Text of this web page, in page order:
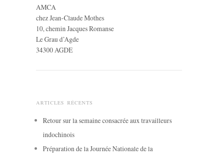
AMCA
chez Jean-Claude Mothes
10, chemin Jacques Romanse
Le Grau d’Agde
34300 AGDE
ARTICLES RÉCENTS
Retour sur la semaine consacrée aux travailleurs
indochinois
Préparation de la Journée Nationale de la